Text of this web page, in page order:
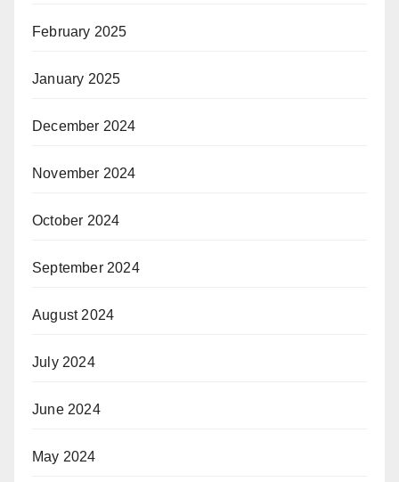
February 2025
January 2025
December 2024
November 2024
October 2024
September 2024
August 2024
July 2024
June 2024
May 2024